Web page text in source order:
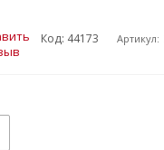
Код: 44173 Артикул: